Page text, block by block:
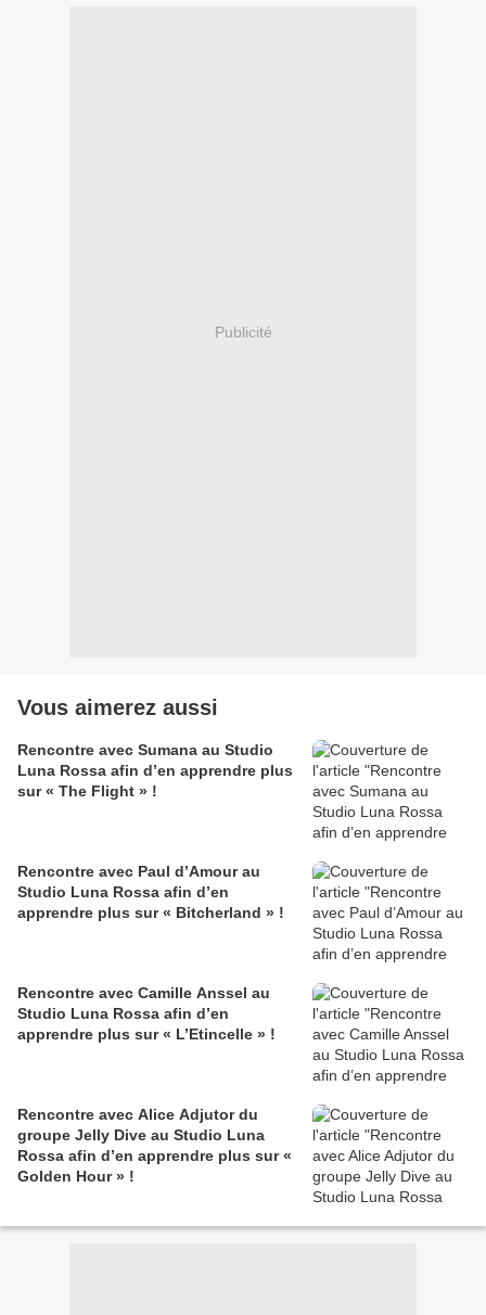
Publicité
Vous aimerez aussi
Rencontre avec Sumana au Studio
Luna Rossa afin d’en apprendre plus
sur « The Flight » !
Rencontre avec Paul d’Amour au
Studio Luna Rossa afin d’en
apprendre plus sur « Bitcherland » !
Rencontre avec Camille Anssel au
Studio Luna Rossa afin d’en
apprendre plus sur « L’Etincelle » !
Rencontre avec Alice Adjutor du
groupe Jelly Dive au Studio Luna
Rossa afin d’en apprendre plus sur «
Golden Hour » !